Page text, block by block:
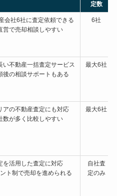
定数
会社6社に査定依頼できる
営で売却相談しやすい
6社
い不動産一括査定サービス
後の相談サポートもある
最大6社
アの不動産査定にも対応
数が多く比較しやすい
最大6社
を活用した査定に対応
ト制で売却を進められる
自社査
定のみ